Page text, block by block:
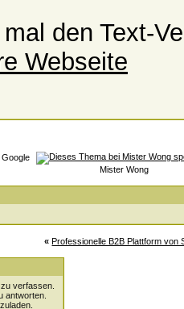
den Text-
Webseite
Google
Mister Wong
« Professionelle B2B Plattform von
zu verfassen.
antworten.